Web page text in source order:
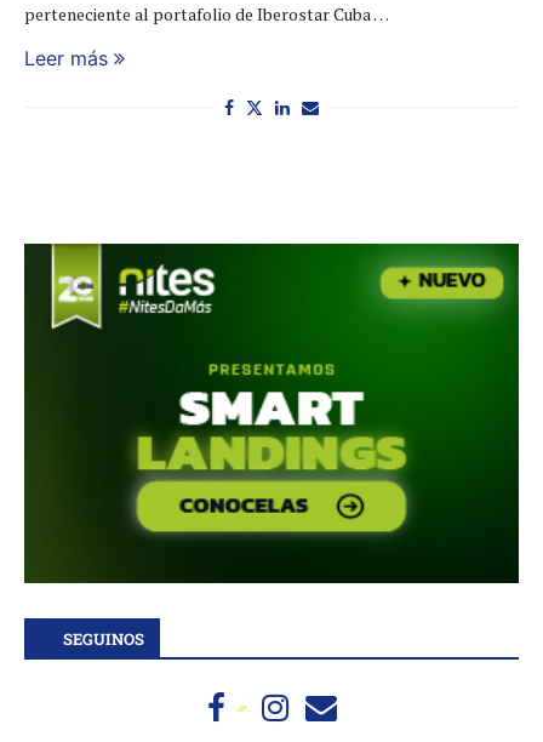
perteneciente al portafolio de Iberostar Cuba …
Leer más
SEGUINOS